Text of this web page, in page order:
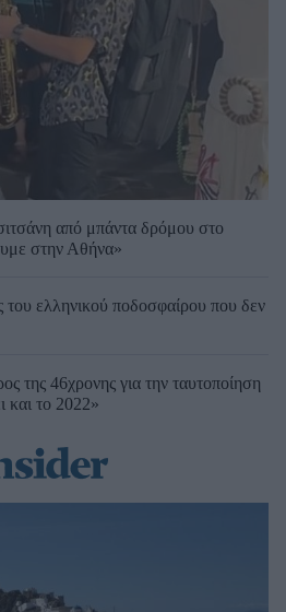
από μπάντα δρόμου στο
στην Αθήνα»
του ελληνικού ποδοσφαίρου που δεν
της 46χρονης για την ταυτοποίηση
και το 2022»